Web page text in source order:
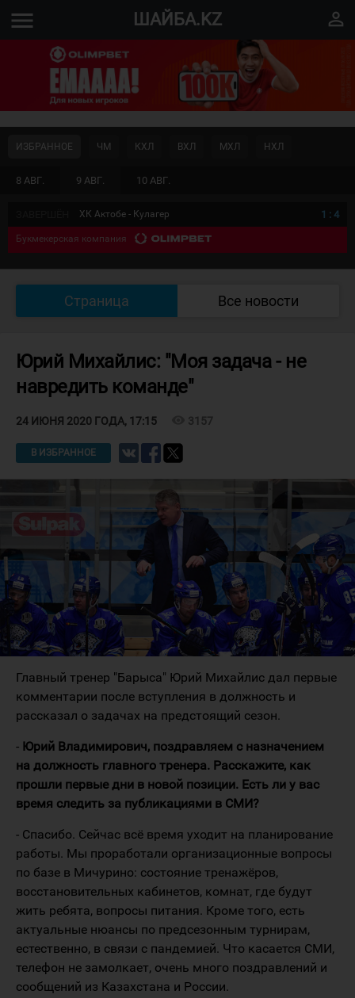
menu ШАЙБА.KZ perm_identity
8 АВГ. 9 АВГ. 10 АВГ.
ИЗБРАННОЕ ЧМ КХЛ ВХЛ МХЛ НХЛ
ХК Актобе - Кулагер 1 : 4
Букмекерская компания
Страница Все новости
Юрий Михайлис: "Моя задача - не
навредить команде"
24 ИЮНЯ 2020 ГОДА, 17:15 3157
В ИЗБРАННОЕ
Главный тренер "Барыса" Юрий Михайлис дал первые
комментарии после вступления в должность и
рассказал о задачах на предстоящий сезон.
- Юрий Владимирович, поздравляем с назначением
на должность главного тренера. Расскажите, как
прошли первые дни в новой позиции. Есть ли у вас
время следить за публикациями в СМИ?
- Спасибо. Сейчас всё время уходит на планирование
работы. Мы проработали организационные вопросы
по базе в Мичурино: состояние тренажёров,
восстановительных кабинетов, комнат, где будут
жить ребята, вопросы питания. Кроме того, есть
актуальные нюансы по предсезонным турнирам,
естественно, в связи с пандемией. Что касается СМИ,
телефон не замолкает, очень много поздравлений и
сообщений из Казахстана и России.